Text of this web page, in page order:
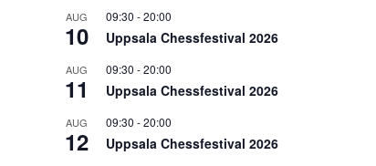
AUG
10
09:30 -20:00
Uppsala Chessfestival 2026
AUG
11
09:30 -20:00
Uppsala Chessfestival 2026
AUG
12
09:30 -20:00
Uppsala Chessfestival 2026